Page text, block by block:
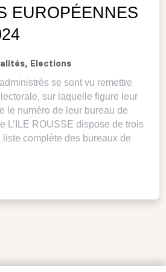
EUROPÉENNES
, Elections
se sont vu remettre
sur laquelle figure leur
le numéro de leur bureau de
L’ILE ROUSSE dispose de trois
complète des bureaux de